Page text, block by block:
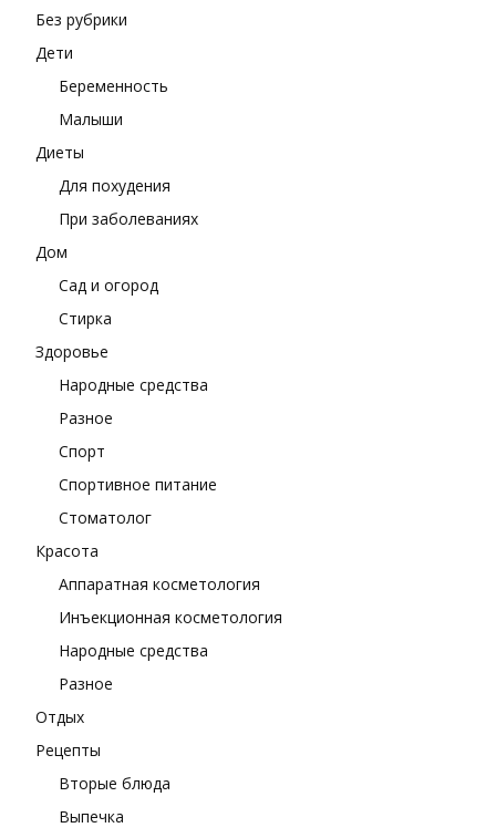
Без рубрики
Дети
Беременность
Малыши
Диеты
Для похудения
При заболеваниях
Дом
Сад и огород
Стирка
Здоровье
Народные средства
Разное
Спорт
Спортивное питание
Стоматолог
Красота
Аппаратная косметология
Инъекционная косметология
Народные средства
Разное
Отдых
Рецепты
Вторые блюда
Выпечка